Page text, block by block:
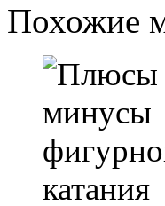
Похожие